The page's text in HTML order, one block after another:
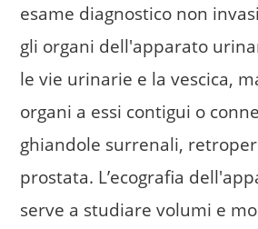
esame diagnostico non
gli organi dell'apparato
le vie urinarie e la vescica,
organi a essi contigui o
ghiandole surrenali,
prostata. L’ecografia
serve a studiare volumi e
Convenzioni
Referti Online
Prenotazioni Online
Contatti